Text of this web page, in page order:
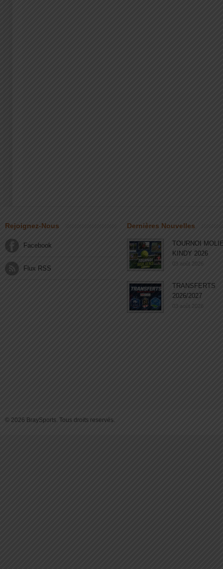
Rejoignez-Nous
Facebook
Flux RSS
Dernières Nouvelles
TOURNOI
KINDY 2026
03 août 2026
TRANSFERTS
2026/2027
03 août 2026
© 2026 BraySports. Tous droits reservés.